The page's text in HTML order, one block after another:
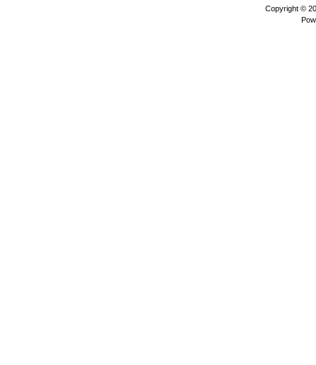
Copyright ©